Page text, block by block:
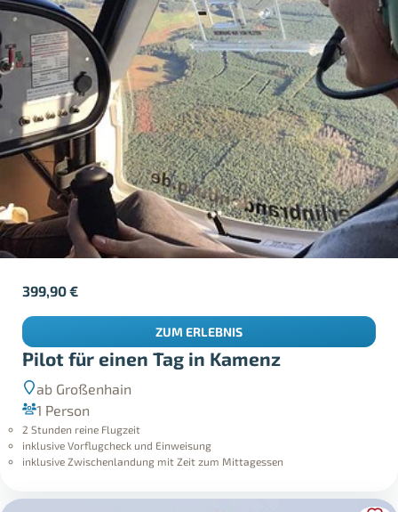
Pilot für einen Tag in Kamenz
ab Großenhain
1 Person
2 Stunden reine Flugzeit
inklusive Vorflugcheck und Einweisung
inklusive Zwischenlandung mit Zeit zum Mittagessen
399,90€
ZUM ERLEBNIS